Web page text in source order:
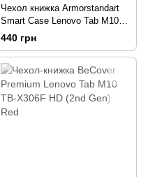
Чехол книжка Armorstandart
Smart Case Lenovo Tab M10
FHD Plus TB-X606F Black/
Черный
440 грн